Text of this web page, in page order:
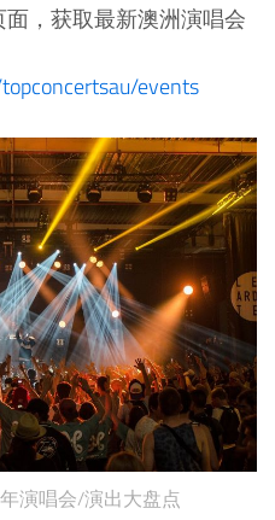
，获取最新澳洲演唱会
events
演唱会/演出大盘点